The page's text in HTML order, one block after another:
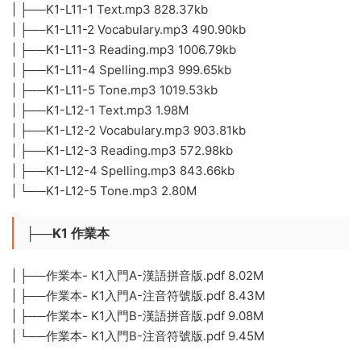
| ├──K1-L11-1 Text.mp3 828.37kb
| ├──K1-L11-2 Vocabulary.mp3 490.90kb
| ├──K1-L11-3 Reading.mp3 1006.79kb
| ├──K1-L11-4 Spelling.mp3 999.65kb
| ├──K1-L11-5 Tone.mp3 1019.53kb
| ├──K1-L12-1 Text.mp3 1.98M
| ├──K1-L12-2 Vocabulary.mp3 903.81kb
| ├──K1-L12-3 Reading.mp3 572.98kb
| ├──K1-L12-4 Spelling.mp3 843.66kb
| └──K1-L12-5 Tone.mp3 2.80M
├──K1 作業本
| ├──作業本- K1入門A-漢語拼音版.pdf 8.02M
| ├──作業本- K1入門A-注音符號版.pdf 8.43M
| ├──作業本- K1入門B-漢語拼音版.pdf 9.08M
| └──作業本- K1入門B-注音符號版.pdf 9.45M